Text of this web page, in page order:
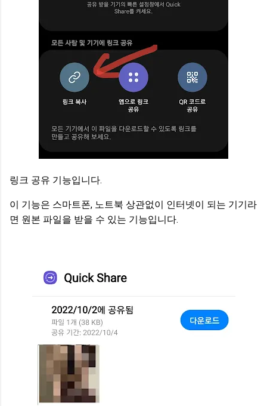
링크 공유 기능입니다.
이 기능은 스마트폰, 노트북 상관없이 인터넷이 되는 기기라
면 원본 파일을 받을 수 있는 기능입니다.